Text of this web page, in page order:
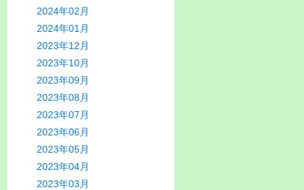
2024年02月
2024年01月
2023年12月
2023年10月
2023年09月
2023年08月
2023年07月
2023年06月
2023年05月
2023年04月
2023年03月